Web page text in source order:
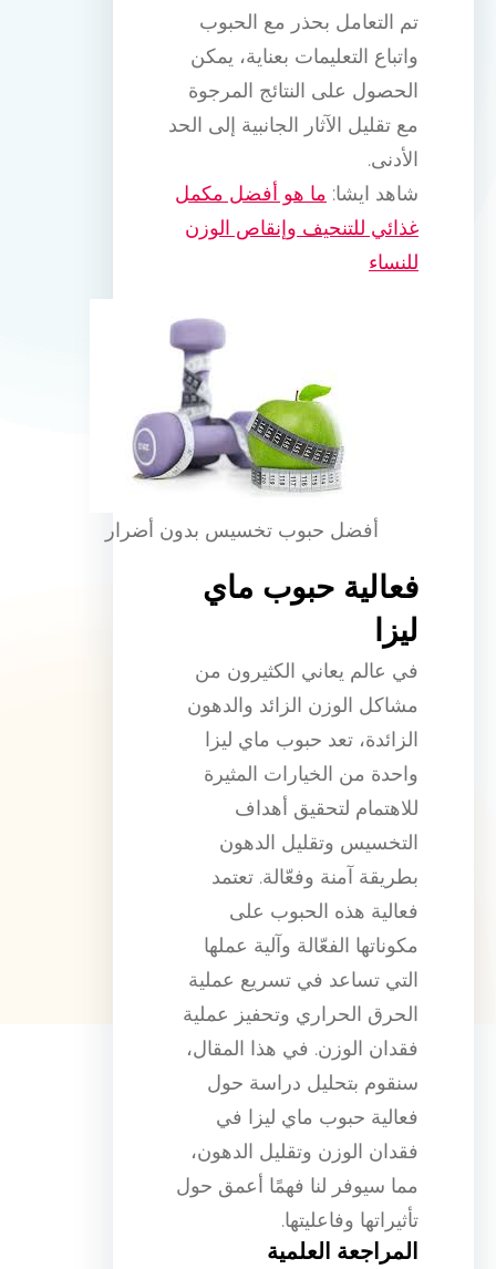
تم التعامل بحذر مع الحبوب
واتباع التعليمات بعناية، يمكن
الحصول على النتائج المرجوة
مع تقليل الآثار الجانبية إلى الحد
الأدنى.
شاهد ايشا: ما هو أفضل مكمل
غذائي للتنحيف وإنقاص الوزن
للنساء
أفضل حبوب تخسيس بدون أضرار
فعالية حبوب ماي
ليزا
في عالم يعاني الكثيرون من
مشاكل الوزن الزائد والدهون
الزائدة، تعد حبوب ماي ليزا
واحدة من الخيارات المثيرة
للاهتمام لتحقيق أهداف
التخسيس وتقليل الدهون
بطريقة آمنة وفعّالة. تعتمد
فعالية هذه الحبوب على
مكوناتها الفعّالة وآلية عملها
التي تساعد في تسريع عملية
الحرق الحراري وتحفيز عملية
فقدان الوزن. في هذا المقال،
سنقوم بتحليل دراسة حول
فعالية حبوب ماي ليزا في
فقدان الوزن وتقليل الدهون،
مما سيوفر لنا فهمًا أعمق حول
تأثيراتها وفاعليتها.
المراجعة العلمية